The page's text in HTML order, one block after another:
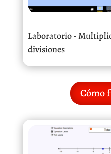
Laboratorio -
divisiones
Cómo